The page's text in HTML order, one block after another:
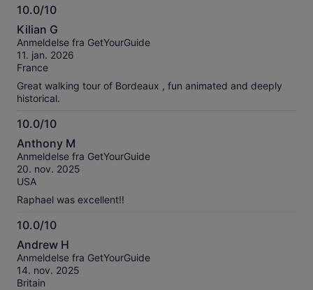
10.0/10
10.0
ud
af
10
Kilian G
Anmeldelse fra GetYourGuide
11. jan. 2026
France
Great walking tour of Bordeaux , fun animated and deeply
historical.
10.0/10
10.0
ud
af
10
Anthony M
Anmeldelse fra GetYourGuide
20. nov. 2025
USA
Raphael was excellent!!
10.0/10
10.0
ud
af
10
Andrew H
Anmeldelse fra GetYourGuide
14. nov. 2025
Britain